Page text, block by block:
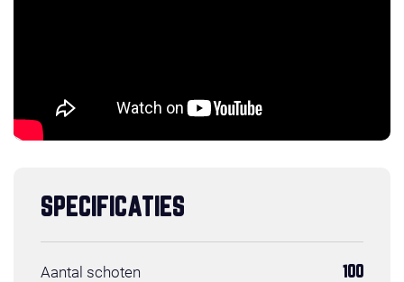
SPECIFICATIES
Aantal schoten 100